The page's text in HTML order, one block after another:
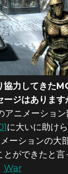
協力してきた
ージはあります
アニメーショ
に大いに助けら
ーションの大
とができたと言
War